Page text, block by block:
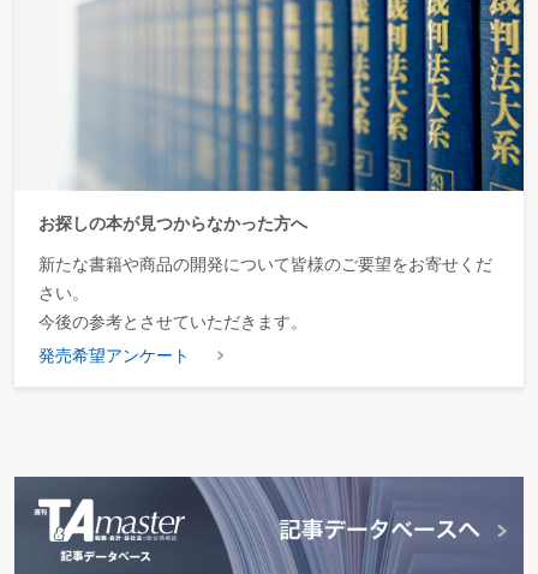
お探しの本が見つからなかった方へ
新たな書籍や商品の開発について皆様のご要望をお寄せくだ
さい。
今後の参考とさせていただきます。
発売希望アンケート